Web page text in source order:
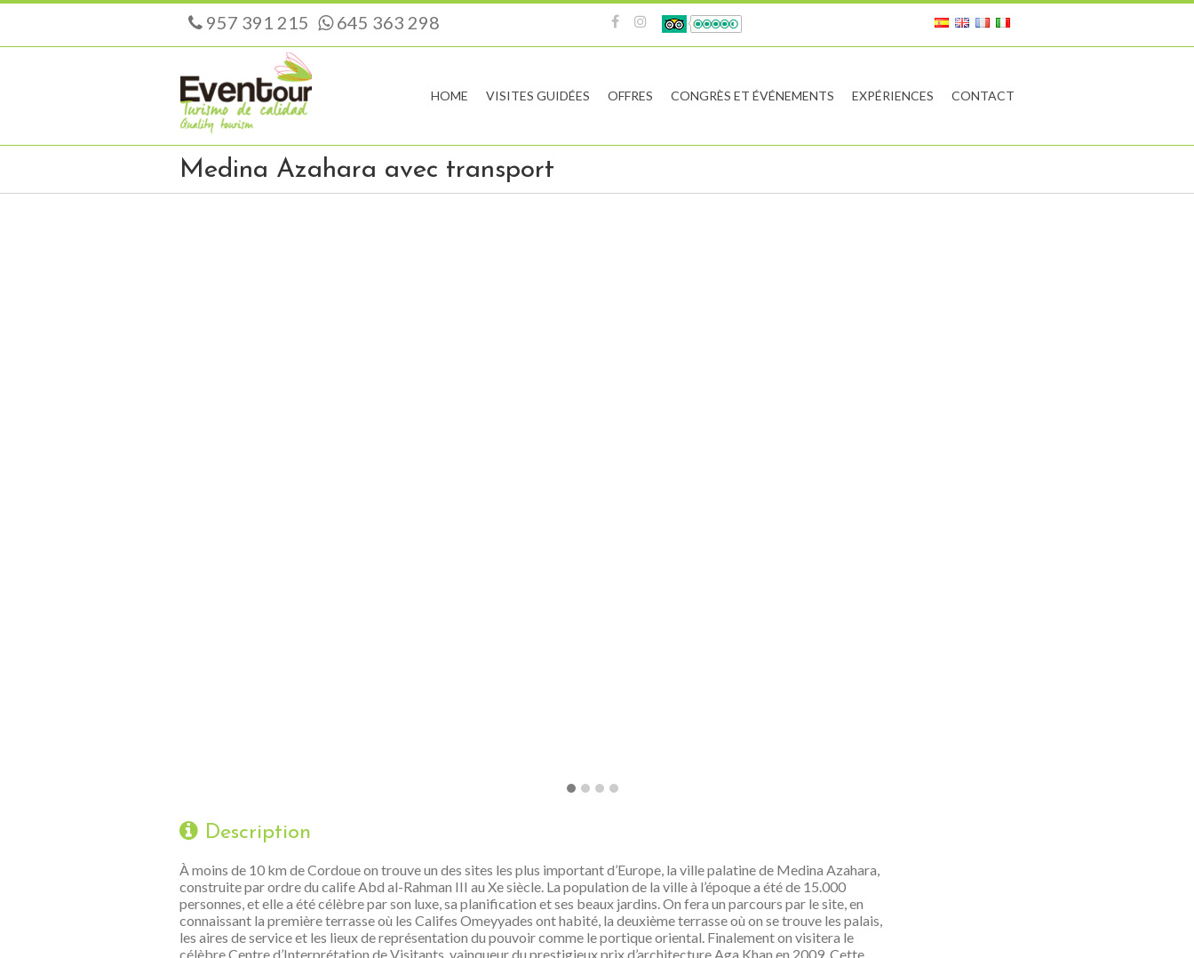
957 391 215 645 363 298
HOME VISITES GUIDÉES OFFRES CONGRÈS ET ÉVÉNEMENTS EXPÉRIENCES CONTACT
Medina Azahara avec transport
Description
À moins de 10 km de Cordoue on trouve un des sites les plus important d’Europe, la ville palatine de Medina Azahara,
construite par ordre du calife Abd al-Rahman III au Xe siècle. La population de la ville à l’époque a été de 15.000
personnes, et elle a été célèbre par son luxe, sa planification et ses beaux jardins. On fera un parcours par le site, en
connaissant la première terrasse où les Califes Omeyyades ont habité, la deuxième terrasse où on se trouve les palais,
les aires de service et les lieux de représentation du pouvoir comme le portique oriental. Finalement on visitera le
célèbre Centre d’Interprétation de Visitants, vainqueur du prestigieux prix d’architecture Aga Khan en 2009. Cette